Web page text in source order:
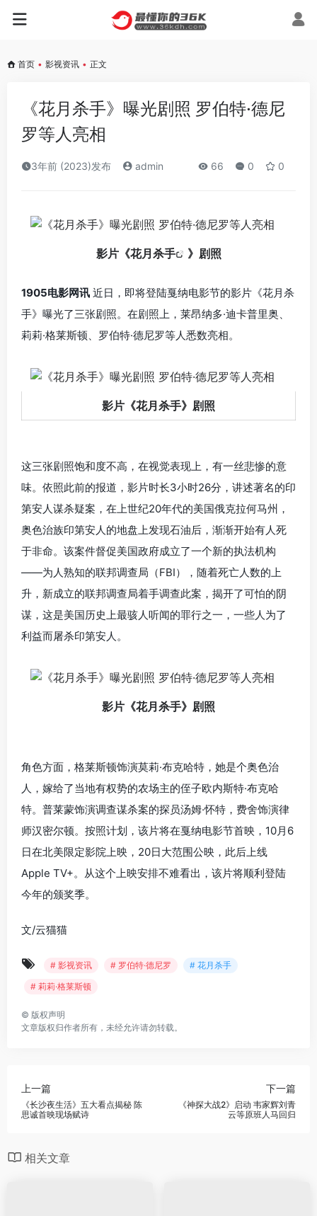
首页 • 影视资讯 • 正文
《花月杀手》曝光剧照 罗伯特·德尼
罗等人亮相
3年前 (2023)发布 admin 66 0 0
影片《花月杀手 》剧照
1905电影网讯 近日，即将登陆戛纳电影节的影片《花月杀
手》曝光了三张剧照。在剧照上，莱昂纳多·迪卡普里奥、
莉莉·格莱斯顿、罗伯特·德尼罗等人悉数亮相。
影片《花月杀手》剧照
这三张剧照饱和度不高，在视觉表现上，有一丝悲惨的意
味。依照此前的报道，影片时长3小时26分，讲述著名的印
第安人谋杀疑案，在上世纪20年代的美国俄克拉何马州，
奥色治族印第安人的地盘上发现石油后，渐渐开始有人死
于非命。该案件督促美国政府成立了一个新的执法机构
——为人熟知的联邦调查局（FBI），随着死亡人数的上
升，新成立的联邦调查局着手调查此案，揭开了可怕的阴
谋，这是美国历史上最骇人听闻的罪行之一，一些人为了
利益而屠杀印第安人。
影片《花月杀手》剧照
角色方面，格莱斯顿饰演莫莉·布克哈特，她是个奥色治
人，嫁给了当地有权势的农场主的侄子欧内斯特·布克哈
特。普莱蒙饰演调查谋杀案的探员汤姆·怀特，费舍饰演律
师汉密尔顿。按照计划，该片将在戛纳电影节首映，10月6
日在北美限定影院上映，20日大范围公映，此后上线
Apple TV+。从这个上映安排不难看出，该片将顺利登陆
今年的颁奖季。
文/云猫猫
# 影视资讯 # 罗伯特·德尼罗
# 花月杀手
# 莉莉·格莱斯顿
© 版权声明
文章版权归作者所有，未经允许请勿转载。
上一篇
《长沙夜生活》五大看点揭秘 陈
思诚首映现场赋诗
下一篇
《神探大战2》启动 韦家辉刘青
云等原班人马回归
相关文章